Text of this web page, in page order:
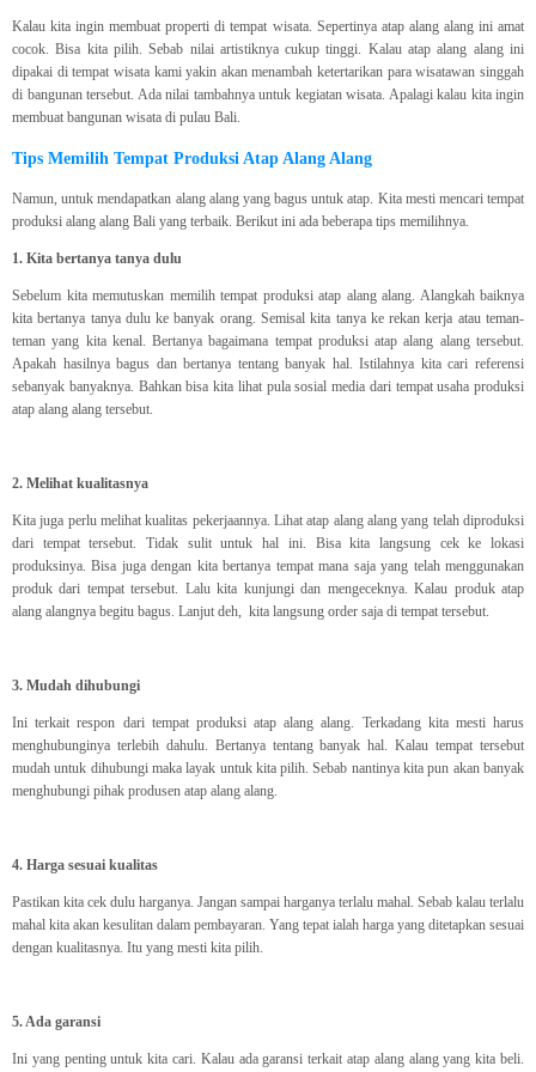
Kalau kita ingin membuat properti di tempat wisata. Sepertinya atap alang alang ini amat
cocok. Bisa kita pilih. Sebab nilai artistiknya cukup tinggi. Kalau atap alang alang ini
dipakai di tempat wisata kami yakin akan menambah ketertarikan para wisatawan singgah
di bangunan tersebut. Ada nilai tambahnya untuk kegiatan wisata. Apalagi kalau kita ingin
membuat bangunan wisata di pulau Bali.
Tips Memilih Tempat Produksi Atap Alang Alang
Namun, untuk mendapatkan alang alang yang bagus untuk atap. Kita mesti mencari tempat
produksi alang alang Bali yang terbaik. Berikut ini ada beberapa tips memilihnya.
1. Kita bertanya tanya dulu
Sebelum kita memutuskan memilih tempat produksi atap alang alang. Alangkah baiknya
kita bertanya tanya dulu ke banyak orang. Semisal kita tanya ke rekan kerja atau teman-
teman yang kita kenal. Bertanya bagaimana tempat produksi atap alang alang tersebut.
Apakah hasilnya bagus dan bertanya tentang banyak hal. Istilahnya kita cari referensi
sebanyak banyaknya. Bahkan bisa kita lihat pula sosial media dari tempat usaha produksi
atap alang alang tersebut.
2. Melihat kualitasnya
Kita juga perlu melihat kualitas pekerjaannya. Lihat atap alang alang yang telah diproduksi
dari tempat tersebut. Tidak sulit untuk hal ini. Bisa kita langsung cek ke lokasi
produksinya. Bisa juga dengan kita bertanya tempat mana saja yang telah menggunakan
produk dari tempat tersebut. Lalu kita kunjungi dan mengeceknya. Kalau produk atap
alang alangnya begitu bagus. Lanjut deh, kita langsung order saja di tempat tersebut.
3. Mudah dihubungi
Ini terkait respon dari tempat produksi atap alang alang. Terkadang kita mesti harus
menghubunginya terlebih dahulu. Bertanya tentang banyak hal. Kalau tempat tersebut
mudah untuk dihubungi maka layak untuk kita pilih. Sebab nantinya kita pun akan banyak
menghubungi pihak produsen atap alang alang.
4. Harga sesuai kualitas
Pastikan kita cek dulu harganya. Jangan sampai harganya terlalu mahal. Sebab kalau terlalu
mahal kita akan kesulitan dalam pembayaran. Yang tepat ialah harga yang ditetapkan sesuai
dengan kualitasnya. Itu yang mesti kita pilih.
5. Ada garansi
Ini yang penting untuk kita cari. Kalau ada garansi terkait atap alang alang yang kita beli.